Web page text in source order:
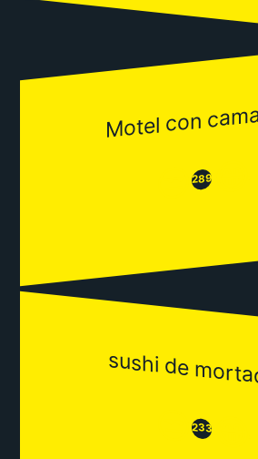
Motel con
😒289😂
sushi de
😒233😂